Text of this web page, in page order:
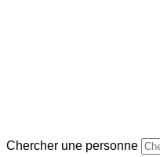
Chercher une personne